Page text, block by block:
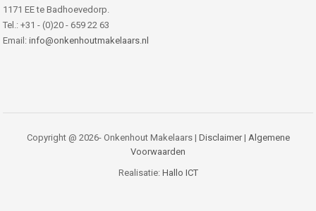
1171 EE te Badhoevedorp.
Tel.: +31 - (0)20 - 659 22 63
Email: info@onkenhoutmakelaars.nl
Copyright @ 2026- Onkenhout Makelaars | Disclaimer| Algemene
Voorwaarden
Realisatie: Hallo ICT